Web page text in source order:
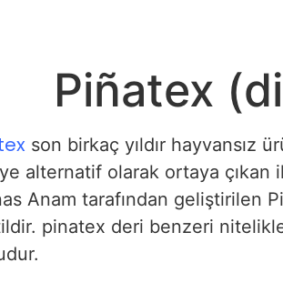
Piñatex
son birkaç yıldır hayvansız
alternatif olarak ortaya çıkan
Anam tarafından geliştirilen
pinatex deri benzeri